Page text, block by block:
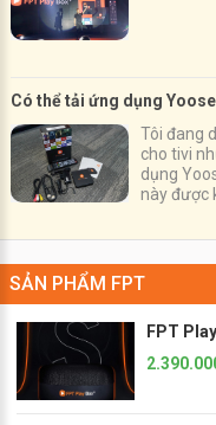
Có thể tải ứng dụng
Tôi đang
cho tivi
dụng
này được
SẢN PHẨM FPT
FPT